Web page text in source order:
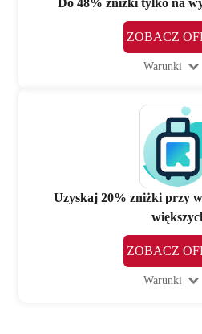
Do 48% zniżki tylko na
ZOBACZ
Warunki
Uzyskaj 20% zniżki przy
ZOBACZ
Warunki